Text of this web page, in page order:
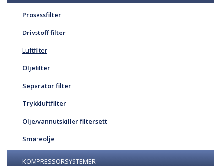
Prosessfilter
Drivstoff filter
Luftfilter
Oljefilter
Separator filter
Trykkluftfilter
Olje/vannutskiller filtersett
Smøreolje
KOMPRESSORSYSTEMER